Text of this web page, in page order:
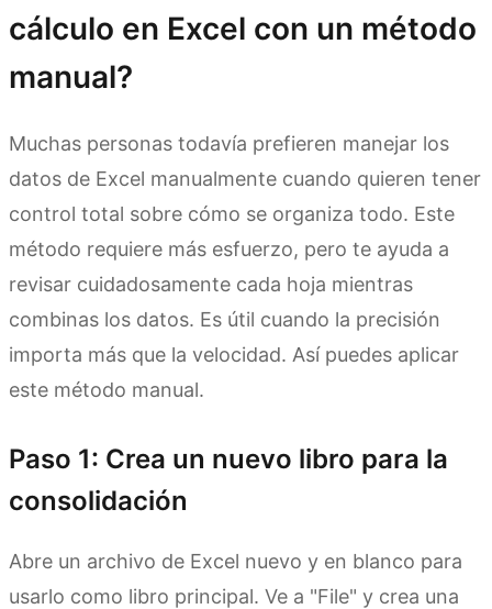
cálculo en Excel con un método
manual?
Muchas personas todavía prefieren manejar los
datos de Excel manualmente cuando quieren tener
control total sobre cómo se organiza todo. Este
método requiere más esfuerzo, pero te ayuda a
revisar cuidadosamente cada hoja mientras
combinas los datos. Es útil cuando la precisión
importa más que la velocidad. Así puedes aplicar
este método manual.
Paso 1: Crea un nuevo libro para la
consolidación
Abre un archivo de Excel nuevo y en blanco para
usarlo como libro principal. Ve a "File" y crea una